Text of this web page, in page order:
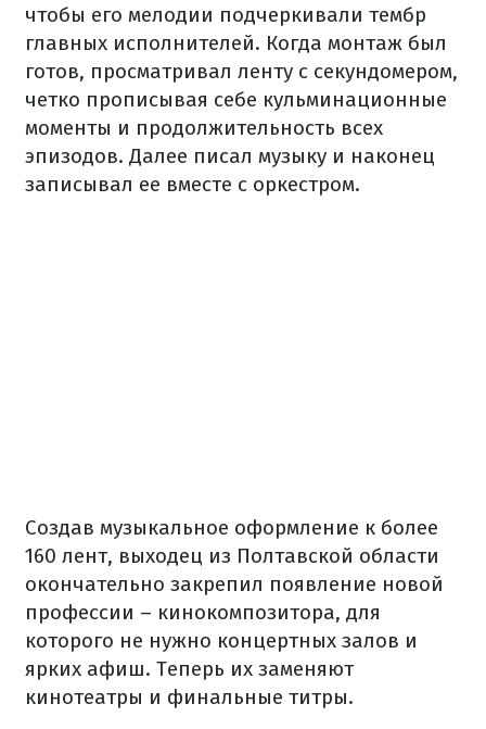
чтобы его мелодии подчеркивали тембр
главных исполнителей. Когда монтаж был
готов, просматривал ленту с секундомером,
четко прописывая себе кульминационные
моменты и продолжительность всех
эпизодов. Далее писал музыку и наконец
записывал ее вместе с оркестром.
Создав музыкальное оформление к более
160 лент, выходец из Полтавской области
окончательно закрепил появление новой
профессии – кинокомпозитора, для
которого не нужно концертных залов и
ярких афиш. Теперь их заменяют
кинотеатры и финальные титры.